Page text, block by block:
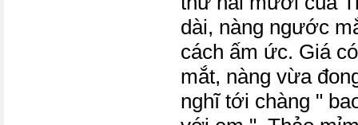
dài, nàng ngước
cách ấm ức. Giá
mắt, nàng vừa
nghĩ tới chàng "